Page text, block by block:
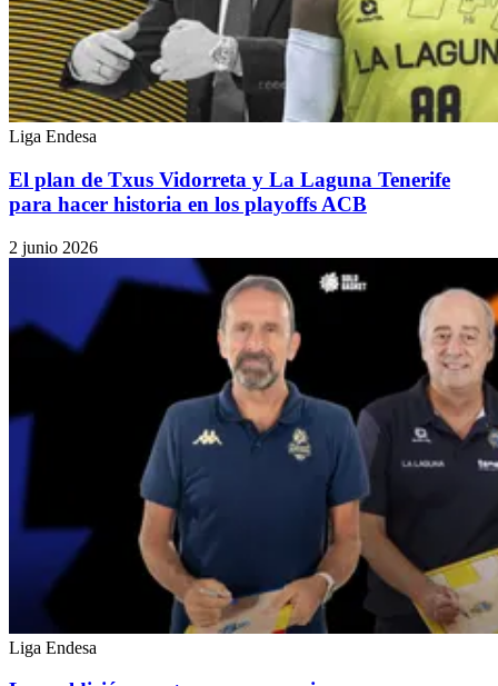
Liga Endesa
El plan de Txus Vidorreta y La Laguna Tenerife
para hacer historia en los playoffs ACB
2 junio 2026
Liga Endesa